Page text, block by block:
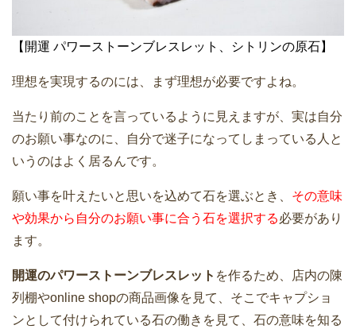
【開運 パワーストーンブレスレット、シトリンの原石】
理想を実現するのには、まず理想が必要ですよね。
当たり前のことを言っているように見えますが、実は自分
のお願い事なのに、自分で迷子になってしまっている人と
いうのはよく居るんです。
願い事を叶えたいと思いを込めて石を選ぶとき、 その意味
や効果から自分のお願い事に合う石を選択する必要があり
ます。
開運のパワーストーンブレスレット を作るため、店内の陳
列棚やonline shopの商品画像を見て、そこでキャプショ
ンとして付けられている石の働きを見て、石の意味を知る